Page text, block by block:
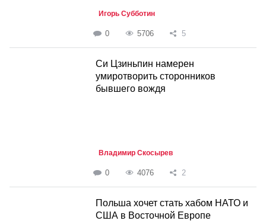
Игорь Субботин
0 5706 5
Си Цзиньпин намерен
умиротворить сторонников
бывшего вождя
Владимир Скосырев
0 4076 2
Польша хочет стать хабом НАТО и
США в Восточной Европе